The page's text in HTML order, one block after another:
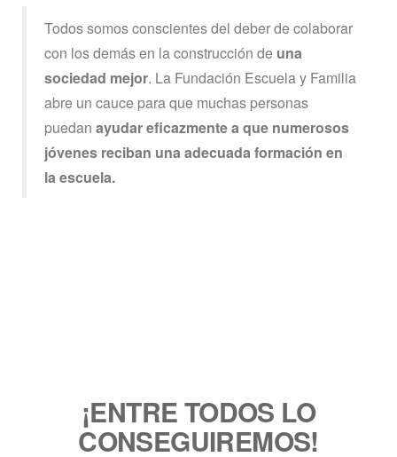
Todos somos conscientes del deber de colaborar
con los demás en la construcción de una
sociedad mejor. La Fundación Escuela y Familia
abre un cauce para que muchas personas
puedan ayudar eficazmente a que numerosos
jóvenes reciban una adecuada formación en
la escuela.
¡ENTRE TODOS LO
CONSEGUIREMOS!